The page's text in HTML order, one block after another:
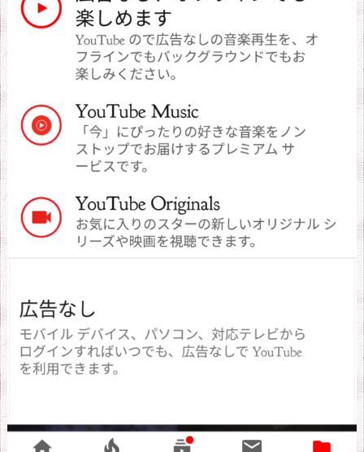
で
Y
o
u
b
r
i
g
a